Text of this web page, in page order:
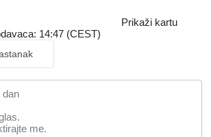
Prikaži kartu
14:47 (CEST)